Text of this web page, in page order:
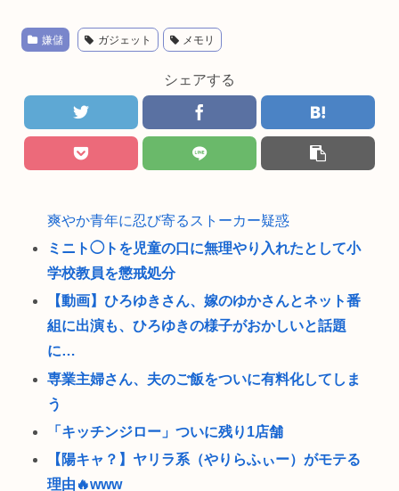
嫌儲 ガジェット メモリ
シェアする
爽やか青年に忍び寄るストーカー疑惑
ミニト◯トを児童の口に無理やり入れたとして小
学校教員を懲戒処分
【動画】ひろゆきさん、嫁のゆかさんとネット番
組に出演も、ひろゆきの様子がおかしいと話題
に…
専業主婦さん、夫のご飯をついに有料化してしま
う
「キッチンジロー」ついに残り1店舗
【陽キャ？】ヤリラ系（やりらふぃー）がモテる
理由🔥www